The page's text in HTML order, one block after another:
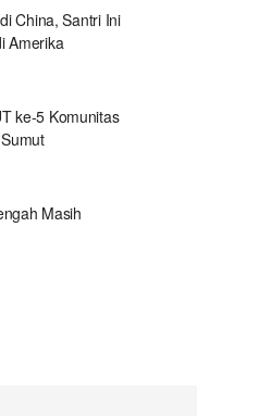
China, Santri Ini
Amerika
ke-5 Komunitas
Masih